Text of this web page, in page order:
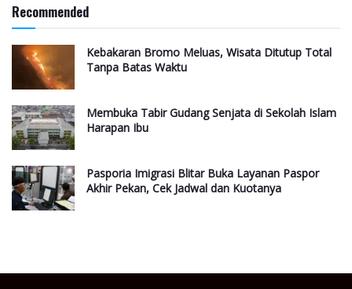
Recommended
Kebakaran Bromo Meluas, Wisata Ditutup Total
Tanpa Batas Waktu
Membuka Tabir Gudang Senjata di Sekolah Islam
Harapan Ibu
Pasporia Imigrasi Blitar Buka Layanan Paspor
Akhir Pekan, Cek Jadwal dan Kuotanya